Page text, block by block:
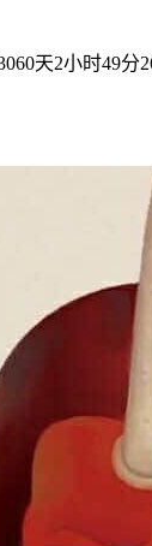
天2小时49分